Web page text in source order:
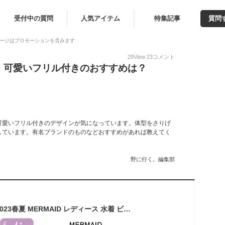
受付中の質問 人気アイテム 特集記事 質問
ジはプロモーションを含みます
29View 23コメント
愛いフリル付きのおすすめは？
いフリル付きのデザインが気になっています。体型をさりげ
います。有名ブランドのものなどおすすめがあれば教えてく
野に行く。編集部
【ROXY】ロキシー 2023春夏 MERMAID レディース 水着 ビキニ セットアップ 海 プール サーフィン S/M/L 3カラー【正規品】